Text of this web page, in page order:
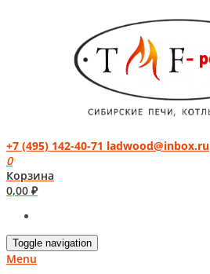
+7 (495) 142-40-71 ladwood@inbox.ru
0
Корзина
0,00 ₽
Toggle navigation
Menu